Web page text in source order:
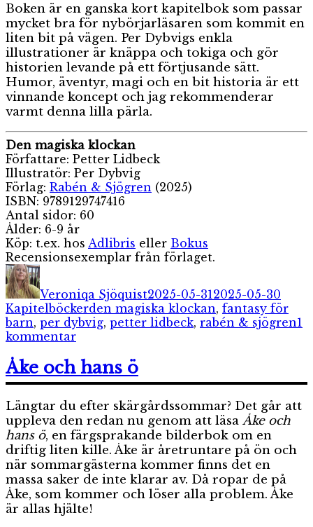
Boken är en ganska kort kapitelbok som passar
mycket bra för nybörjarläsaren som kommit en
liten bit på vägen. Per Dybvigs enkla
illustrationer är knäppa och tokiga och gör
historien levande på ett förtjusande sätt.
Humor, äventyr, magi och en bit historia är ett
vinnande koncept och jag rekommenderar
varmt denna lilla pärla.
Den magiska klockan
Författare: Petter Lidbeck
Illustratör: Per Dybvig
Förlag: Rabén & Sjögren (2025)
ISBN: 9789129747416
Antal sidor: 60
Ålder: 6-9 år
Köp: t.ex. hos Adlibris eller Bokus
Recensionsexemplar från förlaget.
Författare
Veroniqa Sjöquist2025-05-31 2025-05-30
KapitelböckerEtiketter
den magiska klockan, fantasy för
barn, per dybvig, petter lidbeck, rabén & sjögren1
kommentartill
magiska
klockan
Åke och hans ö
Längtar du efter skärgårdssommar? Det går att
uppleva den redan nu genom att läsa Åke och
hans ö, en färgsprakande bilderbok om en
driftig liten kille. Åke är åretruntare på ön och
när sommargästerna kommer finns det en
massa saker de inte klarar av. Då ropar de på
Åke, som kommer och löser alla problem. Åke
är allas hjälte!